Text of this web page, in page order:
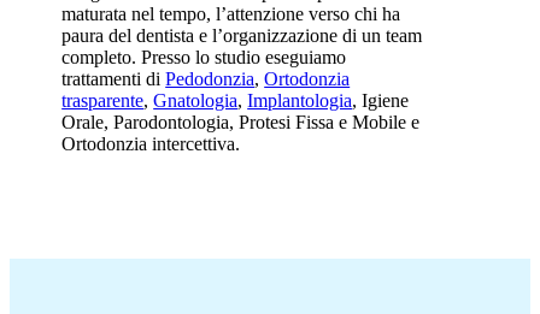
maturata nel tempo, l’attenzione verso chi ha
paura del dentista e l’organizzazione di un team
completo. Presso lo studio eseguiamo
trattamenti diPedodonzia,Ortodonzia
trasparente,Gnatologia,Implantologia, Igiene
Orale, Parodontologia, Protesi Fissa e Mobile e
Ortodonzia intercettiva.